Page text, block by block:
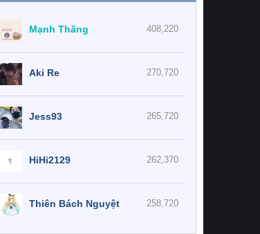
408,220
Mạnh Thăng
270,720
Aki Re
265,720
Jess93
262,370
HiHi2129
258,720
Thiên Bách Nguyệt